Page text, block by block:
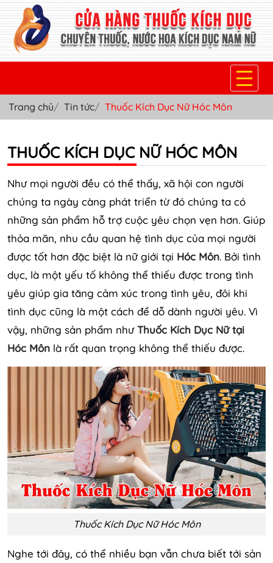
TRANG CHỦ
THUỐC NƯỚC KÍCH DỤC NAM
THUỐC VIÊN KÍCH DỤC NAM
SẢN PHẨM KHÁC
TIN TỨC & BLOG
Trang chủ Tin tức Thuốc Kích Dục Nữ Hóc Môn
THUỐC KÍCH DỤC NỮ HÓC MÔN
Như mọi người đều có thể thấy, xã hội con người
chúng ta ngày càng phát triển từ đó chúng ta có
những sản phẩm hỗ trợ cuộc yêu chọn vẹn hơn. Giúp
thỏa mãn, nhu cầu quan hệ tình dục của mọi người
được tốt hơn đặc biệt là nữ giới tại Hóc Môn. Bởi tình
dục, là một yếu tố không thể thiếu được trong tình
yêu giúp gia tăng cảm xúc trong tình yêu, đôi khi
tình dục cũng là một cách để dỗ dành người yêu. Vì
vậy, những sản phẩm nhưThuốc Kích Dục Nữ tại
Hóc Môn là rất quan trọng không thể thiếu được.
Thuốc Kích Dục Nữ Hóc Môn
Nghe tới đây, có thể nhiều bạn vẫn chưa biết tới sản